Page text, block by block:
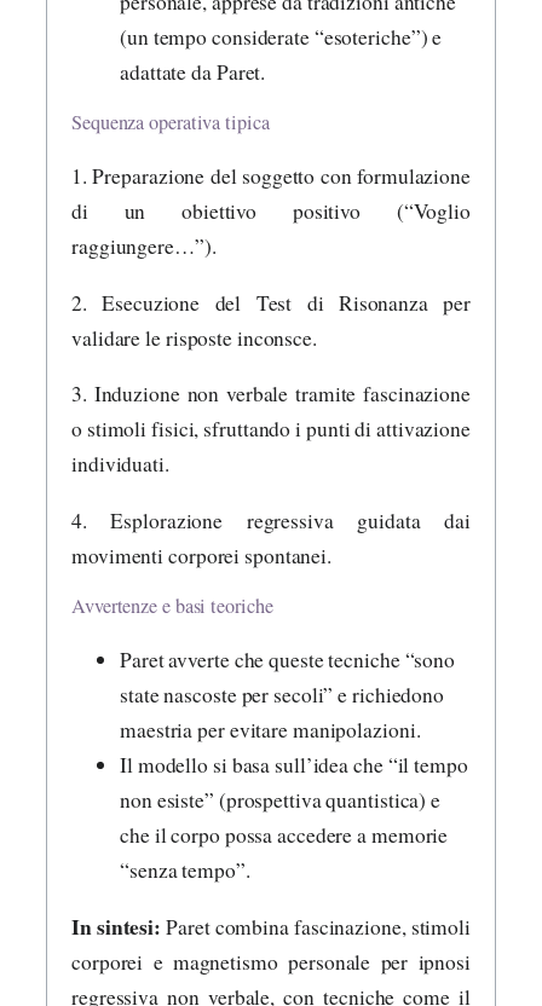
(un tempo considerate “esoteriche”) e
adattate da Paret.
Sequenza operativa tipica
1. Preparazione del soggetto con formulazione
di un obiettivo positivo (“Voglio
raggiungere…”).
2. Esecuzione del Test di Risonanza per
validare le risposte inconsce.
3. Induzione non verbale tramite fascinazione
o stimoli fisici, sfruttando i punti di attivazione
individuati.
4. Esplorazione regressiva guidata dai
movimenti corporei spontanei.
Avvertenze e basi teoriche
Paret avverte che queste tecniche “sono
state nascoste per secoli” e richiedono
maestria per evitare manipolazioni.
Il modello si basa sull’idea che “il tempo
non esiste” (prospettiva quantistica) e
che il corpo possa accedere a memorie
“senza tempo”.
In sintesi: Paret combina fascinazione, stimoli
corporei e magnetismo personale per ipnosi
regressiva non verbale, con tecniche come il